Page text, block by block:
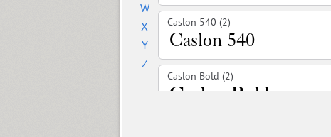
W
X
Y
Z
Caslon 540 (2)
Caslon Bold (2)